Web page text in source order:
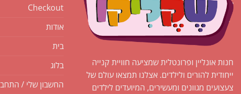
חנות אונליין ופרונטלית שמציעה חוויית קנייה
ייחודית להורים ולילדים. אצלנו תמצאו עולם של
צעצועים מגוונים ומעשירים, המיועדים לילדים
Checkout
אודות
בית
בלוג
החשבון שלי /